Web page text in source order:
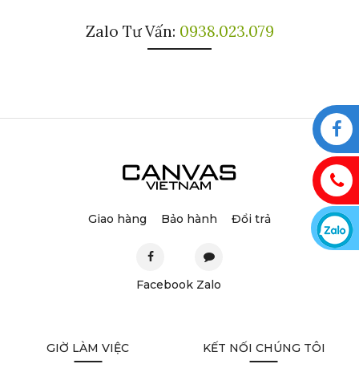
Zalo Tư Vấn: 0938.023.079
Giao hàng Bảo hành Đổi trả
Facebook Zalo
GIỜ LÀM VIỆC KẾT NỐI CHÚNG TÔI